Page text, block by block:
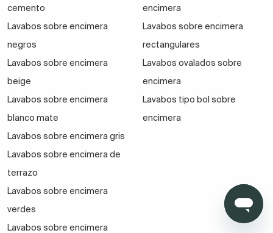
cristal templado, microcemento, cargas minerales o
solid surface, un material nuevo muy demandado en
interiorismo de baños.
cemento
Lavabos sobre encimera
negros
Lavabos sobre encimera
beige
Lavabos sobre encimera
blanco mate
Lavabos sobre encimera gris
Lavabos sobre encimera de
terrazo
Lavabos sobre encimera
verdes
Lavabos sobre encimera
encimera
Lavabos sobre encimera
rectangulares
Lavabos ovalados sobre
encimera
Lavabos tipo bol sobre
encimera